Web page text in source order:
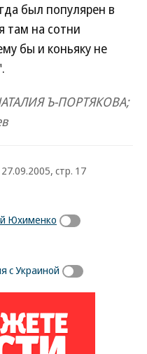
был популярен в
там на сотни
бы и коньяку не
Ъ-ПОРТЯКОВА;
стр. 17
Юхименко
с Украиной